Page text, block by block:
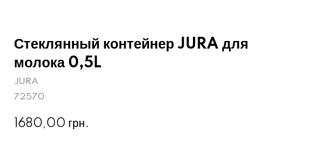
Стеклянный контейнер JURA для
молока 0,5L
JURA
72570
1680,00 грн.